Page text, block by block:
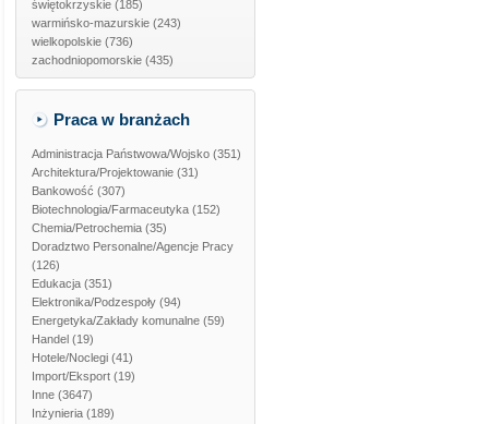
świętokrzyskie (185)
warmińsko-mazurskie (243)
wielkopolskie (736)
zachodniopomorskie (435)
Praca w branżach
Administracja Państwowa/Wojsko (351)
Architektura/Projektowanie (31)
Bankowość (307)
Biotechnologia/Farmaceutyka (152)
Chemia/Petrochemia (35)
Doradztwo Personalne/Agencje Pracy
(126)
Edukacja (351)
Elektronika/Podzespoły (94)
Energetyka/Zakłady komunalne (59)
Handel (19)
Hotele/Noclegi (41)
Import/Eksport (19)
Inne (3647)
Inżynieria (189)